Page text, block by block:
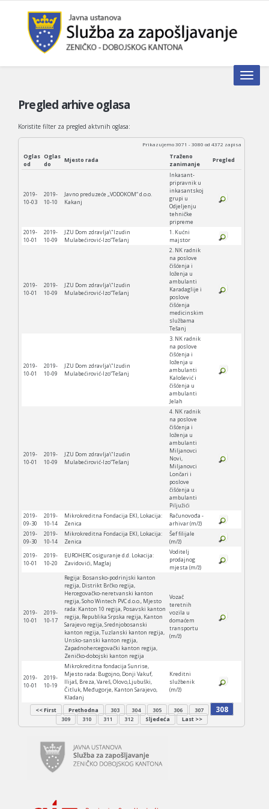
Toggle
Pregled arhive oglasa
Koristite filter za pregled aktvnih oglasa:
Prikazujemo 3071 - 3080 od 4372 zapisa
Oglas
od
Oglas
do
Mjesto rada
Traženo
zanimanje
Pregled
2019-
10-03
2019-
10-10
Javno preduzeće „VODOKOM“ d.o.o.
Kakanj
Inkasant-
pripravnik u
inkasantskoj
grupi u
Odjeljenju
tehničke
pripreme
2019-
10-01
2019-
10-09
JZU Dom zdravlja\"Izudin
Mulabećirović-Izo“Tešanj
1. Kućni
majstor
2019-
10-01
2019-
10-09
JZU Dom zdravlja\"Izudin
Mulabećirović-Izo“Tešanj
2. NK radnik
na poslove
čišćenja i
loženja u
ambulanti
Karadaglije i
poslove
čišćenja
medicinskim
službama
Tešanj
2019-
10-01
2019-
10-09
JZU Dom zdravlja\"Izudin
Mulabećirović-Izo“Tešanj
3. NK radnik
na poslove
čišćenja i
loženja u
ambulanti
Kalošević i
čišćenja u
ambulanti
Jelah
2019-
10-01
2019-
10-09
JZU Dom zdravlja\"Izudin
Mulabećirović-Izo“Tešanj
4. NK radnik
na poslove
čišćenja i
loženja u
ambulanti
Miljanovci
Novi,
Miljanovci
Lončari i
poslove
čišćenja u
ambulanti
Piljužići
2019-
09-30
2019-
10-14
Mikrokreditna Fondacija EKI, Lokacija:
Zenica
Računovođa -
arhivar (m/ž)
2019-
09-30
2019-
10-14
Mikrokreditna Fondacija EKI, Lokacija:
Zenica
Šef filijale
(m/ž)
2019-
10-01
2019-
10-20
EUROHERC osiguranje d.d. Lokacija:
Zavidovići, Maglaj
Voditelj
prodajnog
mjesta (m/ž)
2019-
10-01
2019-
10-17
Regija: Bosansko-podrinjski kanton
regija, Distrikt Brčko regija,
Hercegovačko-neretvanski kanton
regija, Soho Wintech PVC d.o.o., Mjesto
rada: Kanton 10 regija, Posavski kanton
regija, Republika Srpska regija, Kanton
Sarajevo regija, Srednjobosanski
kanton regija, Tuzlanski kanton regija,
Unsko-sanski kanton regija,
Zapadnohercegovački kanton regija,
Zeničko-dobojski kanton regija
Vozač
teretnih
vozila u
domaćem
transportu
(m/ž)
2019-
10-01
2019-
10-19
Mikrokreditna fondacija Sunrise,
Mjesto rada: Bugojno, Donji Vakuf,
Ilijaš, Breza, Vareš, Olovo,Ljubuški,
Čitluk, Međugorje, Kanton Sarajevo,
Kladanj
Kreditni
službenik
(m/ž)
<< First Prethodna 303 304 305 306 307 308
309 310 311 312 Sljedeća Last >>